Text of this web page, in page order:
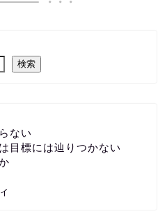
検索
ない
目標には辿りつかない